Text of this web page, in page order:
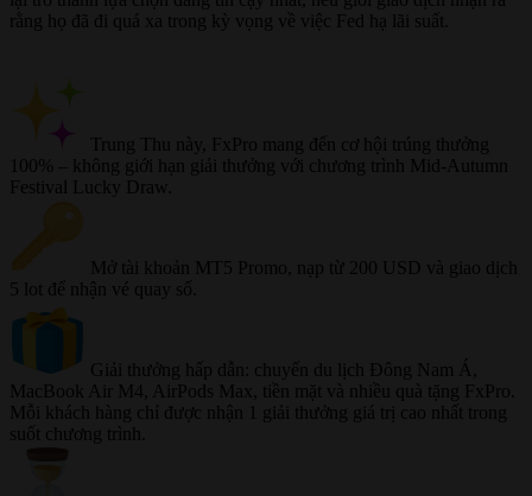
rằng họ đã đi quá xa trong kỳ vọng về việc Fed hạ lãi suất.
Trung Thu này, FxPro mang đến cơ hội trúng thưởng
100% – không giới hạn giải thưởng với chương trình Mid-Autumn
Festival Lucky Draw.
Mở tài khoản MT5 Promo, nạp từ 200 USD và giao dịch
5 lot để nhận vé quay số.
Giải thưởng hấp dẫn: chuyến du lịch Đông Nam Á,
MacBook Air M4, AirPods Max, tiền mặt và nhiều quà tặng FxPro.
Mỗi khách hàng chỉ được nhận 1 giải thưởng giá trị cao nhất trong
suốt chương trình.